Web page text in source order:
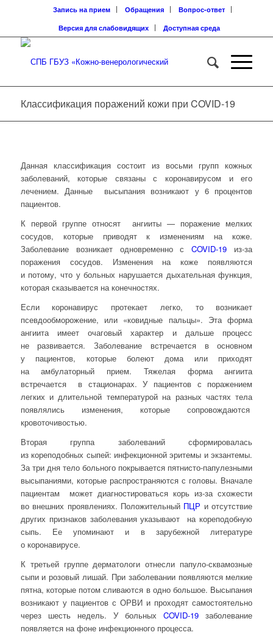
Запись на прием Обращения
Вопрос-ответ
Версия для слабовидящих
Доступная среда
Классификация поражений кожи при COVID-19
Данная классификация состоит из восьми групп кожных
заболеваний, которые связаны с коронавирусом и его
лечением. Данные высыпания возникают у 6 процентов
пациентов.
К первой группе относят ангииты — поражение мелких
сосудов, которые приводят к изменениям на коже.
Заболевание возникает одновременно сCOVID-19 из-за
поражения сосудов. Изменения на коже появляются
и потому, что у больных нарушается дыхательная функция,
которая сказывается на конечностях.
Если коронавирус протекает легко, то возникает
псевдообморожение, или «ковидные пальцы». Эта форма
ангиита имеет очаговый характер и дальше процесс
не развивается. Заболевание встречается в основном
у пациентов, которые болеют дома или приходят
на амбулаторный прием. Тяжелая форма ангиита
встречается в стационарах. У пациентов с поражением
легких и длительной температурой на разных частях тела
появлялись изменения, которые сопровождаются
кровоточивостью.
Вторая группа заболеваний сформировалась
из кореподобных сыпей: инфекционной эритемы и экзантемы.
За три дня тело больного покрывается пятнисто-папулезными
высыпаниями, которые распространяются с головы. Вначале
пациентам может диагностироваться корь из-за схожести
во внешних проявлениях. Положительный ПЦР и отсутствие
других признаков заболевания указывают на кореподобную
сыпь. Ее упоминают и в зарубежной литературе
о коронавирусе.
К третьей группе дерматологи отнесли папуло-сквамозные
сыпи и розовый лишай. При заболевании появляются мелкие
пятна, которые потом сливаются в одно большое. Высыпания
возникают у пациентов с ОРВИ и проходят самостоятельно
через шесть недель. У больныхCOVID-19 заболевание
появляется на фоне инфекционного процесса.